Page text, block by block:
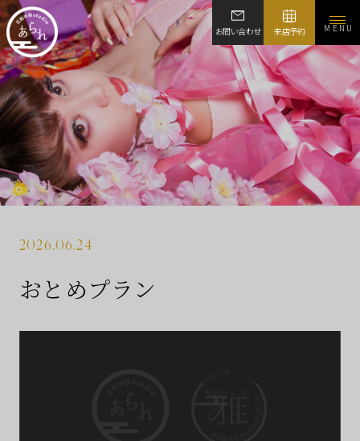
お問い合わせ 来店予約 MENU
2026.06.24
おとめプラン